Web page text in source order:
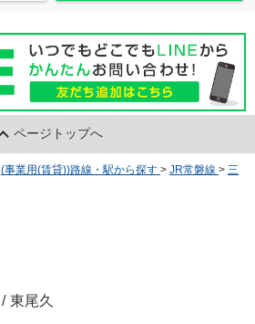
ページトップへ
(事業用(賃貸))路線・駅から探す > JR常磐線 > 三
/ 東尾久